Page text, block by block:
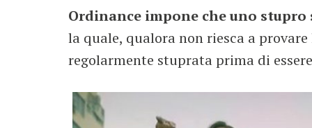
Ordinance impone che uno
la quale, qualora non riesca a
regolarmente stuprata prima di